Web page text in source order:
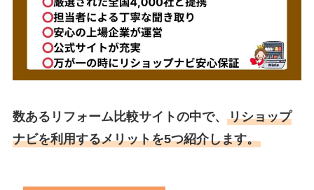
数あるリフォーム比較サイトの中で、 リショップ
ナビを利用するメリットを5つ紹介します。